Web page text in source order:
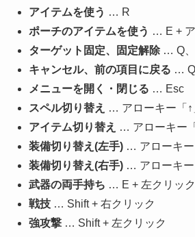
アイテムを使う … R
ポーチのアイテムを使う … E +
ターゲット固定、固定解除… Q、
キャンセル、前の項目に戻る … Q
メニューを開く・閉じる … Esc
スペル切り替え … アローキー「↑
アイテム切り替え … アローキー「
装備切り替え(左手)… アローキー
装備切り替え(右手)… アローキー
武器の両手持ち … E + 左クリッ
戦技… Shift + 右クリック
強攻撃… Shift + 左クリック